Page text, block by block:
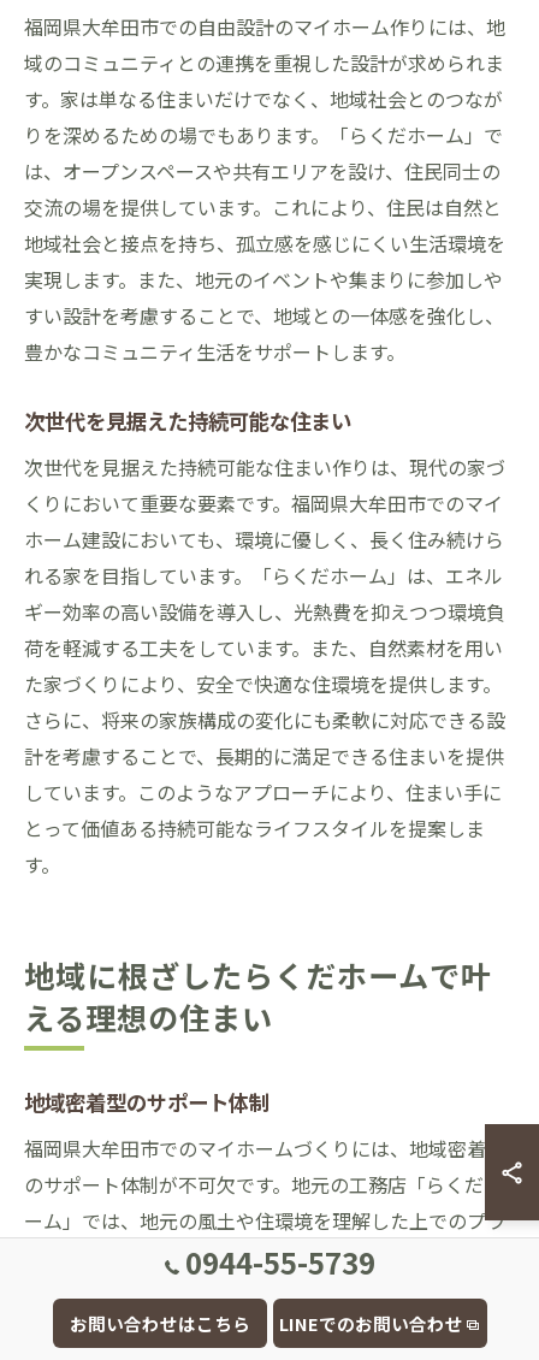
福岡県大牟田市での自由設計のマイホーム作りには、地
域のコミュニティとの連携を重視した設計が求められま
す。家は単なる住まいだけでなく、地域社会とのつなが
りを深めるための場でもあります。「らくだホーム」で
は、オープンスペースや共有エリアを設け、住民同士の
交流の場を提供しています。これにより、住民は自然と
地域社会と接点を持ち、孤立感を感じにくい生活環境を
実現します。また、地元のイベントや集まりに参加しや
すい設計を考慮することで、地域との一体感を強化し、
豊かなコミュニティ生活をサポートします。
次世代を見据えた持続可能な住まい
次世代を見据えた持続可能な住まい作りは、現代の家づ
くりにおいて重要な要素です。福岡県大牟田市でのマイ
ホーム建設においても、環境に優しく、長く住み続けら
れる家を目指しています。「らくだホーム」は、エネル
ギー効率の高い設備を導入し、光熱費を抑えつつ環境負
荷を軽減する工夫をしています。また、自然素材を用い
た家づくりにより、安全で快適な住環境を提供します。
さらに、将来の家族構成の変化にも柔軟に対応できる設
計を考慮することで、長期的に満足できる住まいを提供
しています。このようなアプローチにより、住まい手に
とって価値ある持続可能なライフスタイルを提案しま
す。
地域に根ざしたらくだホームで叶
える理想の住まい
地域密着型のサポート体制
福岡県大牟田市でのマイホームづくりには、地域密着型
のサポート体制が不可欠です。地元の工務店「らくだホ
ーム」では、地元の風土や住環境を理解した上でのプラ
ンニングが可能です。地域の特性を活かした提案をする
ことにより、住みやすさと環境への適応性を高めること
ができます。また、地元の職人や業者との強力なネット
0944-55-5739
お問い合わせはこちら LINEでのお問い合わせ